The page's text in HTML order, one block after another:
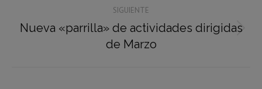
SIGUIENTE
Publicación
siguiente:
Nueva «parrilla» de actividades dirigidas
de Marzo